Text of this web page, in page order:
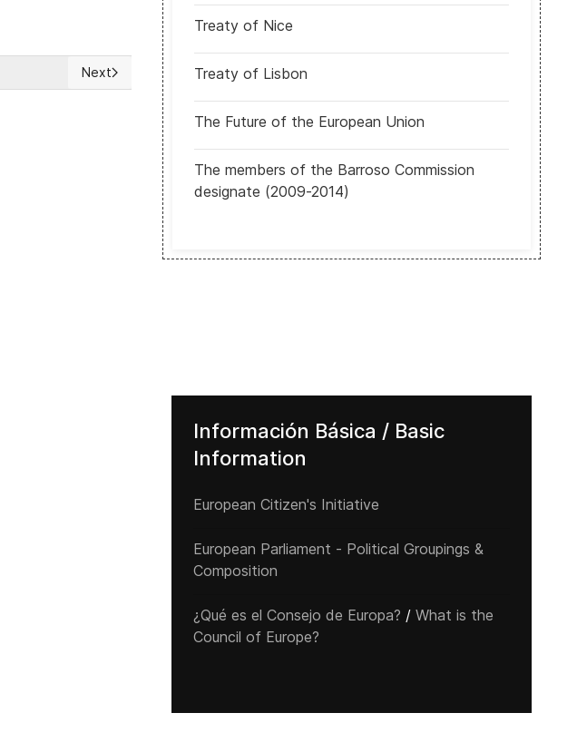
Next article: Perú: Keiko Fujimori y Roberto Sánchez se enfrentaron en debate
Next
Treaty of Nice
Treaty of Lisbon
The Future of the European Union
The members of the Barroso Commission
designate (2009-2014)
Información Básica / Basic
Information
European Citizen's Initiative
European Parliament - Political Groupings &
Composition
¿Qué es el Consejo de Europa? / What is the
Council of Europe?